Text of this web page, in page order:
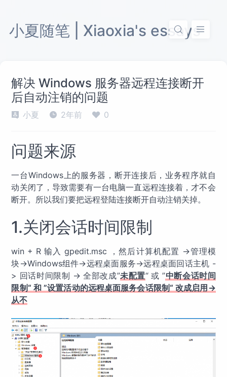
小夏随笔 | Xiaoxia's essays
解决 Windows 服务器远程连接断开
后自动注销的问题
小夏 2年前 0
问题来源
一台Windows上的服务器，断开连接后，业务程序就自
动关闭了，导致需要有一台电脑一直远程连接着，才不会
断开。所以我们要把远程登陆连接断开自动注销关掉。
1.关闭会话时间限制
win + R 输入 gpedit.msc ，然后计算机配置 ->管理模
块->Windows组件->远程桌面服务->远程桌面回话主机 -
> 回话时间限制 -> 全部改成”未配置“ 或 ”中断会话时间
限制“ 和 ”设置活动的远程桌面服务会话限制“ 改成启用->
从不